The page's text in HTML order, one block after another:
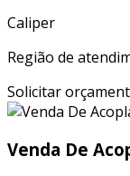
Caliper
Região de
Solicitar
Venda De